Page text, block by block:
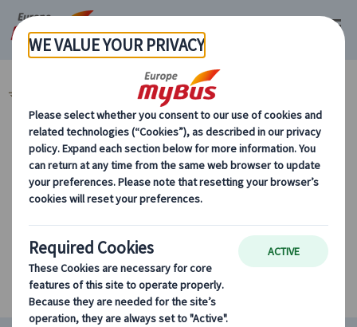
マイバス・ヨーロッパ 年末年始のお得なツアー！
カテゴリーから探す
年末年始のお得なツアー！
条件に該当するツアーがありません